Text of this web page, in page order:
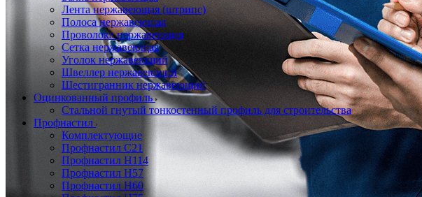
Лента нержавеющая (штрипс)
Полоса нержавеющая
Проволока нержавеющая
Сетка нержавеющая
Уголок нержавеющий
Швеллер нержавеющий
Шестигранник нержавеющий
Оцинкованный профиль
Стальной гнутый тонкостенный профиль для строительства
Профнастил
Комплектующие
Профнастил C21
Профнастил Н114
Профнастил Н57
Профнастил Н60